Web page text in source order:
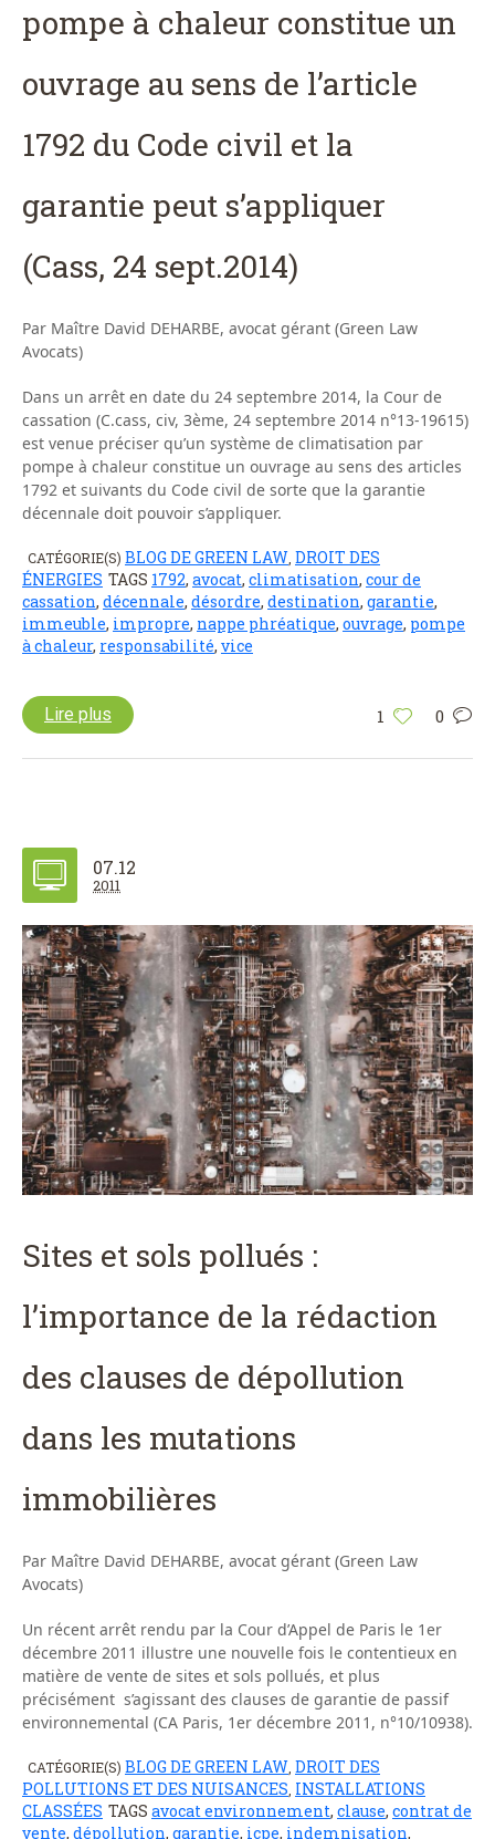
pompe à chaleur constitue un
ouvrage au sens de l’article
1792 du Code civil et la
garantie peut s’appliquer
(Cass, 24 sept.2014)
Par Maître David DEHARBE, avocat gérant (Green Law
Avocats)
Dans un arrêt en date du 24 septembre 2014, la Cour de
cassation (C.cass, civ, 3ème, 24 septembre 2014 n°13-19615)
est venue préciser qu’un système de climatisation par
pompe à chaleur constitue un ouvrage au sens des articles
1792 et suivants du Code civil de sorte que la garantie
décennale doit pouvoir s’appliquer.
CATÉGORIE(S) BLOG DE GREEN LAW DROIT DES
ÉNERGIES TAGS 1792, avocat, climatisation, cour de
cassation, décennale, désordre, destination, garantie,
immeuble, impropre, nappe phréatique, ouvrage, pompe
à chaleur, responsabilité, vice
1 0
Lire plus
07.12
2011
Sites et sols pollués :
l’importance de la rédaction
des clauses de dépollution
dans les mutations
immobilières
Par Maître David DEHARBE, avocat gérant (Green Law
Avocats)
Un récent arrêt rendu par la Cour d’Appel de Paris le 1er
décembre 2011 illustre une nouvelle fois le contentieux en
matière de vente de sites et sols pollués, et plus
précisément s’agissant des clauses de garantie de passif
environnemental (CA Paris, 1er décembre 2011, n°10/10938).
CATÉGORIE(S) BLOG DE GREEN LAW, DROIT DES
POLLUTIONS ET DES NUISANCES, INSTALLATIONS
CLASSÉES TAGS avocat environnement, clause, contrat de
vente, dépollution, garantie, icpe, indemnisation,